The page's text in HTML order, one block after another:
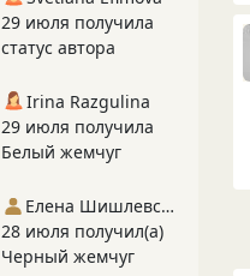
29 июля получила
статус автора
Irina Razgulina
29 июля получила
Белый жемчуг
Елена Шишлевская
28 июля получил(а)
Черный жемчуг